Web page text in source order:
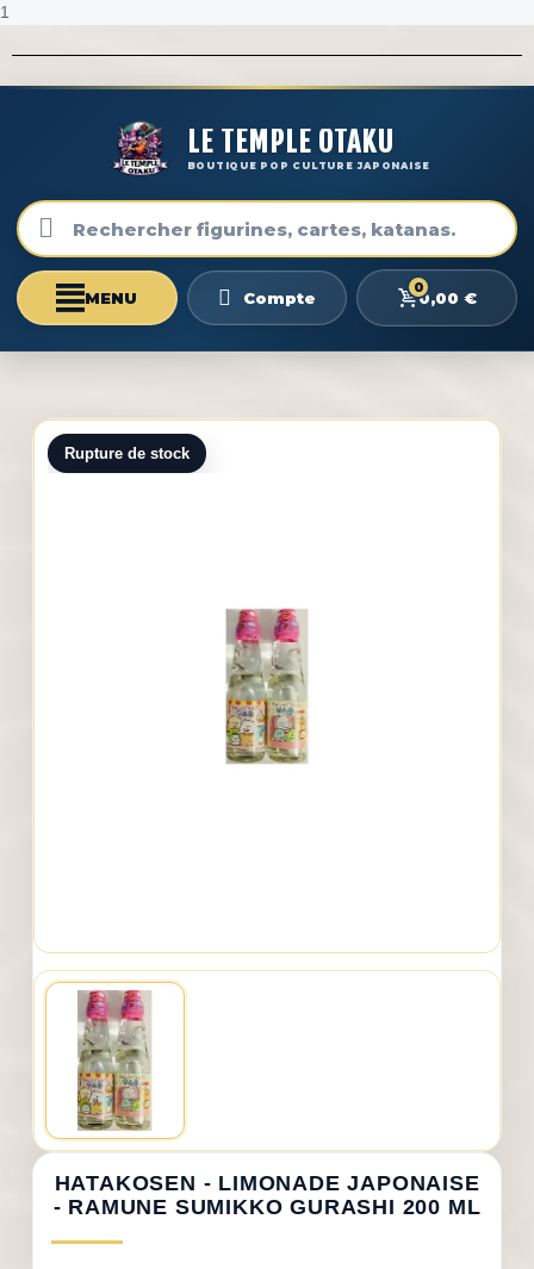
1
LE TEMPLE OTAKU
BOUTIQUE POP CULTURE JAPONAISE
Compte
0
0,00 €
Rupture de stock
HATAKOSEN - LIMONADE JAPONAISE
- RAMUNE SUMIKKO GURASHI 200 ML